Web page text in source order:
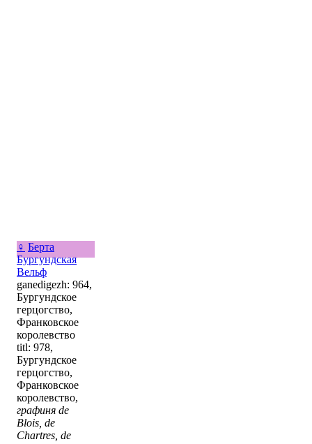
♀ Берта
Бургундская
Вельф
ganedigezh: 964,
Бургундское
герцогство,
Франковское
королевство
titl: 978,
Бургундское
герцогство,
Франковское
королевство,
графиня de
Blois, de
Chartres, de